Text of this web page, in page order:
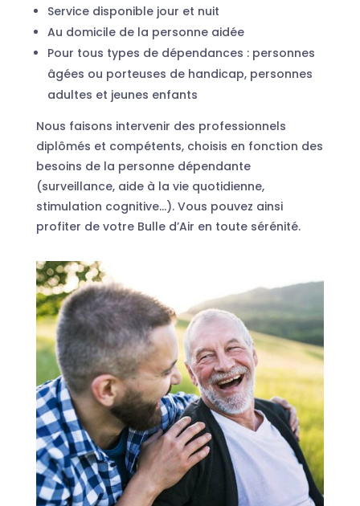
Service disponible jour et nuit
Au domicile de la personne aidée
Pour tous types de dépendances : personnes
âgées ou porteuses de handicap, personnes
adultes et jeunes enfants
Nous faisons intervenir des professionnels
diplômés et compétents, choisis en fonction des
besoins de la personne dépendante
(surveillance, aide à la vie quotidienne,
stimulation cognitive…). Vous pouvez ainsi
profiter de votre Bulle d’Air en toute sérénité.